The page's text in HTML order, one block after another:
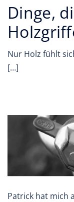
Dinge,
Nur Holz fühlt
[…]
Patrick hat mich